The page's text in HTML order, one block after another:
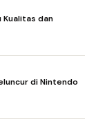
Kualitas dan
di Nintendo